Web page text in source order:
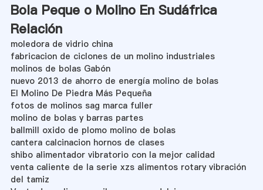
Bola Peque o Molino En Sudáfrica
Relación
moledora de vidrio china
fabricacion de ciclones de un molino industriales
molinos de bolas Gabón
nuevo 2013 de ahorro de energía molino de bolas
El Molino De Piedra Más Pequeña
fotos de molinos sag marca fuller
molino de bolas y barras partes
ballmill oxido de plomo molino de bolas
cantera calcinacion hornos de clases
shibo alimentador vibratorio con la mejor calidad
venta caliente de la serie xzs alimentos rotary vibración
del tamiz